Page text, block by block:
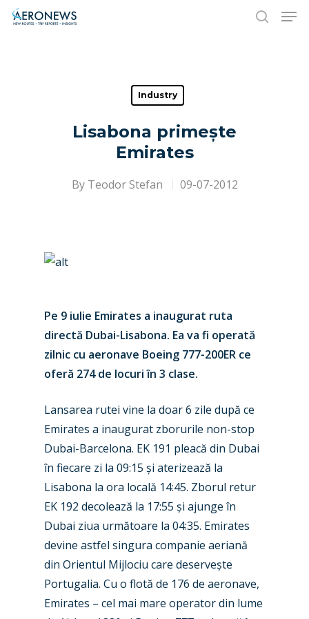
Hit enter to search or ESC to close
Industry
Lisabona primește
Emirates
By Teodor Stefan 09-07-2012
Pe 9 iulie Emirates a inaugurat ruta
directă Dubai-Lisabona. Ea va fi operată
zilnic cu aeronave Boeing 777-200ER ce
oferă 274 de locuri în 3 clase.
Lansarea rutei vine la doar 6 zile după ce
Emirates a inaugurat zborurile non-stop
Dubai-Barcelona. EK 191 pleacă din Dubai
în fiecare zi la 09:15 și aterizează la
Lisabona la ora locală 14:45. Zborul retur
EK 192 decolează la 17:55 și ajunge în
Dubai ziua următoare la 04:35. Emirates
devine astfel singura companie aeriană
din Orientul Mijlociu care deservește
Portugalia. Cu o flotă de 176 de aeronave,
Emirates – cel mai mare operator din lume
New Routes
Industry
Accidents / Incidents
Airshows
Dubai 2025
Paris 2025
Business Jets
Military